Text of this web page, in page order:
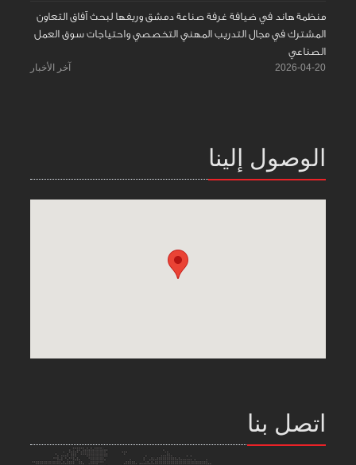
منظمة هاند في ضيافة غرفة صناعة دمشق وريفها لبحث آفاق التعاون
المشترك في مجال التدريب المهني التخصصي واحتياجات سوق العمل
الصناعي
2026-04-20 آخر الأخبار
الوصول إلينا
اتصل بنا